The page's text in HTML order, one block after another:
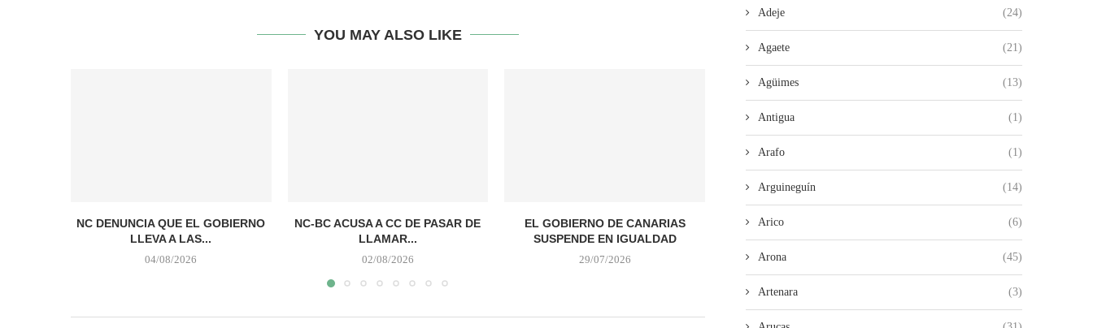
YOU MAY ALSO LIKE
NC DENUNCIA QUE EL GOBIERNO
LLEVA A LAS...
04/08/2026
NC-BC ACUSA A CC DE PASAR DE
LLAMAR...
02/08/2026
EL GOBIERNO DE CANARIAS
SUSPENDE EN IGUALDAD
29/07/2026
LA UNIDAD DE LA IZQUIERDA
ARRANCA CON ÉXITO...
ROMÁN RODRÍGUEZ SIN
SIN FUTURO
26/07/2026
Adeje (24)
Agaete (21)
Agüimes (13)
Antigua (1)
Arafo (1)
Arguineguín (14)
Arico (6)
Arona (45)
Artenara (3)